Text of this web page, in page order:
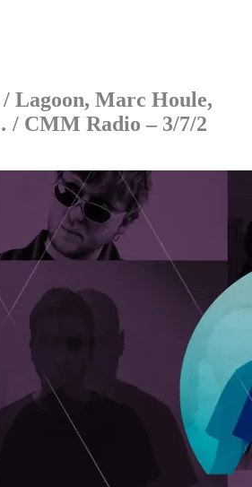
/ Lagoon, Marc Houle,
/ CMM Radio – 3/7/2